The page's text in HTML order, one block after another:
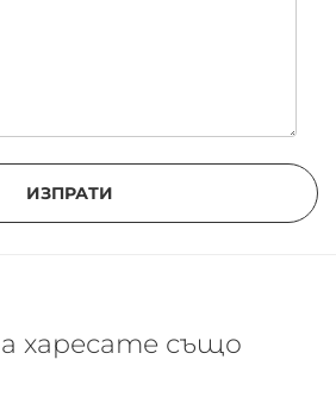
ИЗПРАТИ
харесате също